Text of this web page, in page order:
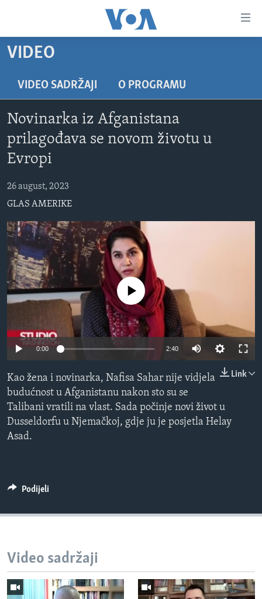
glavni
Pređi
na
glavnu
navigaciju
Idi
na
VIDEO
VIJESTI
SJEDINJENE AMERIČKE DRŽAVE
BOSNA I HERCEGOVINA
SVIJET
NAUKA I TEHNOLOGIJA
SPECIJALNI PROJEKTI
KORUPCIJA
SLOBODA MEDIJA
ŽENSKA STRANA
IZBJEGLIČKA STRANA
MAGAZIN
O GLASU AMERIKE
Learning English
Jezici
VIDEO
VIDEO SADRŽAJI O PROGRAMU
Novinarka iz Afganistana
prilagođava se novom životu u
Evropi
26 august, 2023
GLAS AMERIKE
No media source currently available
0:00 2:40
Link
Kao žena i novinarka, Nafisa Sahar nije vidjela
budućnost u Afganistanu nakon sto su se
Talibani vratili na vlast. Sada počinje novi život u
Dusseldorfu u Njemačkoj, gdje ju je posjetla Helay
Asad.
Podijeli
Video sadržaji